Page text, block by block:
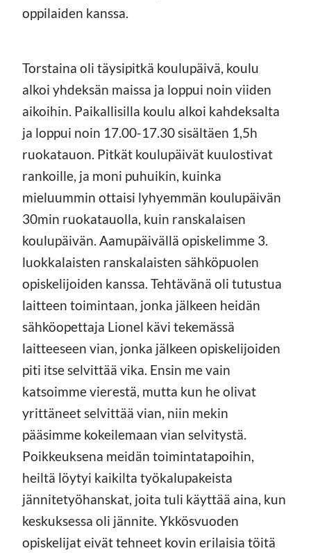
oppilaiden kanssa.
Torstaina oli täysipitkä koulupäivä, koulu
alkoi yhdeksän maissa ja loppui noin viiden
aikoihin. Paikallisilla koulu alkoi kahdeksalta
ja loppui noin 17.00-17.30 sisältäen 1,5h
ruokatauon. Pitkät koulupäivät kuulostivat
rankoille, ja moni puhuikin, kuinka
mieluummin ottaisi lyhyemmän koulupäivän
30min ruokatauolla, kuin ranskalaisen
koulupäivän. Aamupäivällä opiskelimme 3.
luokkalaisten ranskalaisten sähköpuolen
opiskelijoiden kanssa. Tehtävänä oli tutustua
laitteen toimintaan, jonka jälkeen heidän
sähköopettaja Lionel kävi tekemässä
laitteeseen vian, jonka jälkeen opiskelijoiden
piti itse selvittää vika. Ensin me vain
katsoimme vierestä, mutta kun he olivat
yrittäneet selvittää vian, niin mekin
pääsimme kokeilemaan vian selvitystä.
Poikkeuksena meidän toimintatapoihin,
heiltä löytyi kaikilta työkalupakeista
jännitetyöhanskat, joita tuli käyttää aina, kun
keskuksessa oli jännite. Ykkösvuoden
opiskelijat eivät tehneet kovin erilaisia töitä